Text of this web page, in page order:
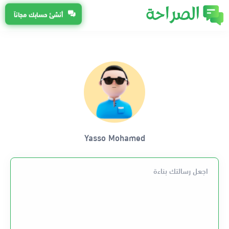
أنشئ حسابك مجاناً
Yasso Mohamed